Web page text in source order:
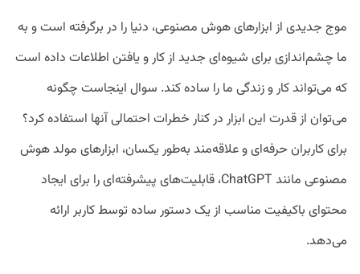
موج جدیدی از ابزارهای هوش مصنوعی، دنیا را در برگرفته است و به
ما چشم‌اندازی برای شیوه‌ای جدید از کار و یافتن اطلاعات داده است
که می‌تواند کار و زندگی ما را ساده کند. سوال اینجاست چگونه
می‌توان از قدرت این ابزار در کنار خطرات احتمالی آنها استفاده کرد؟
برای کاربران حرفه‌ای و علاقه‌مند به‌طور یکسان، ابزارهای مولد هوش
مصنوعی مانند ChatGPT، قابلیت‌های پیشرفته‌ای را برای ایجاد
محتوای باکیفیت مناسب از یک دستور ساده توسط کاربر ارائه
می‌دهد.